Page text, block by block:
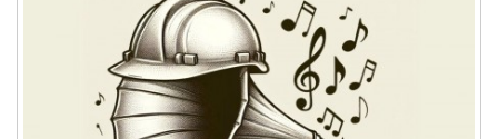
Playback Rate
Chapters
Chapters
Descriptions